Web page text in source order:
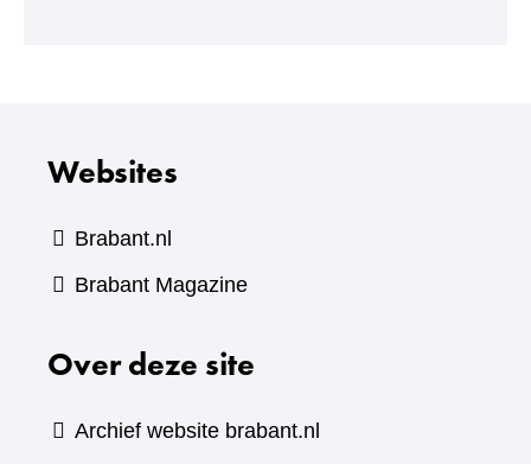
Websites
Brabant.nl
Brabant Magazine(verwijst
een
website)
Over deze site
Archief website brabant.nl